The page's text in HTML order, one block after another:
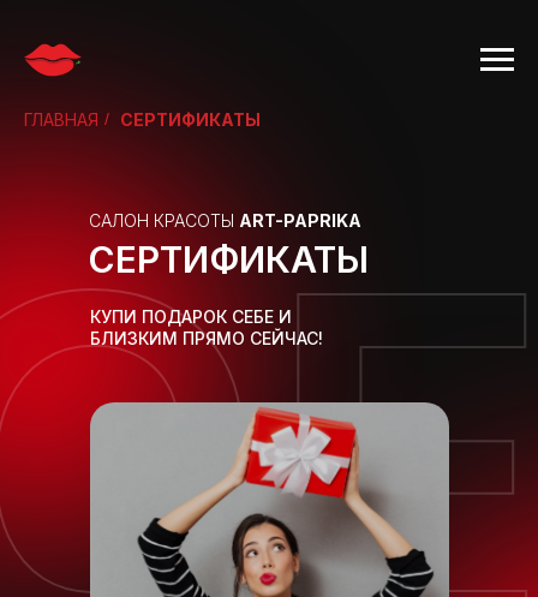
ГЛАВНАЯ / СЕРТИФИКАТЫ
СЕРТИФИКАТЫ
КУПИ ПОДАРОК СЕБЕ И
БЛИЗКИМ ПРЯМО СЕЙЧАС!
САЛОН КРАСОТЫ ART-PAPRIKA